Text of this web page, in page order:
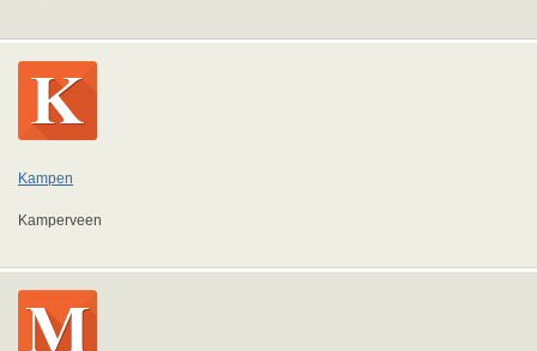
Kampen
Kamperveen